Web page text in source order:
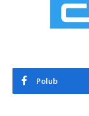
Polub